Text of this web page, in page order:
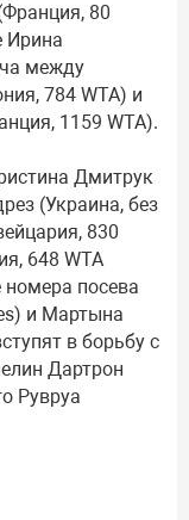
80
Ирина
между
784 WTA) и
1159 WTA).
Дмитрук
(Украина, без
830
648 WTA
номера посева
и Мартына
в борьбу с
Дартрон
Рувруа